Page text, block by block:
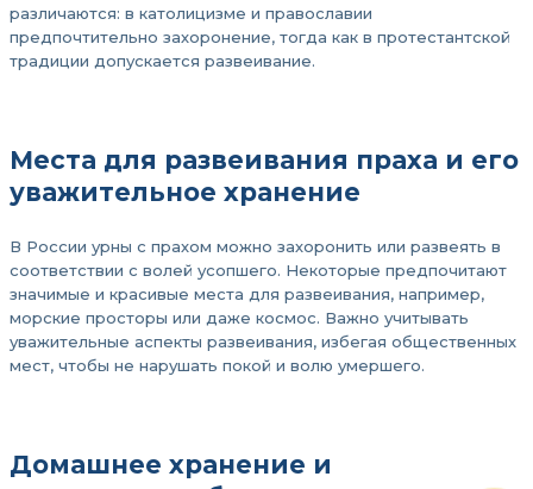
различаются: в католицизме и православии
предпочтительно захоронение, тогда как в протестантской
традиции допускается развеивание.
Места для развеивания праха и его
уважительное хранение
В России урны с прахом можно захоронить или развеять в
соответствии с волей усопшего. Некоторые предпочитают
значимые и красивые места для развеивания, например,
морские просторы или даже космос. Важно учитывать
уважительные аспекты развеивания, избегая общественных
мест, чтобы не нарушать покой и волю умершего.
Домашнее хранение и